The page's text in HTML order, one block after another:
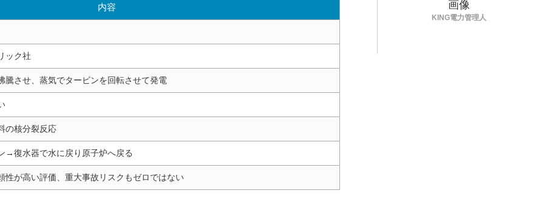
内容
ック社
騰させ、蒸気でタービンを回転させて発電
の核分裂反応
→復水器で水に戻り原子炉へ戻る
性が高い評価、重大事故リスクもゼロではない
KING電力管理人